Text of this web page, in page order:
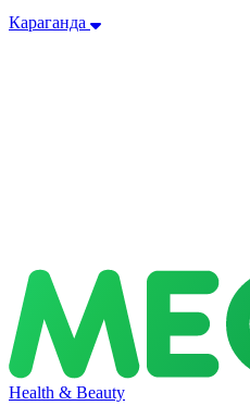
Караганда
Health & Beauty